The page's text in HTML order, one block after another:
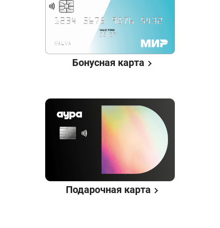
Бонусная карта
Подарочная карта